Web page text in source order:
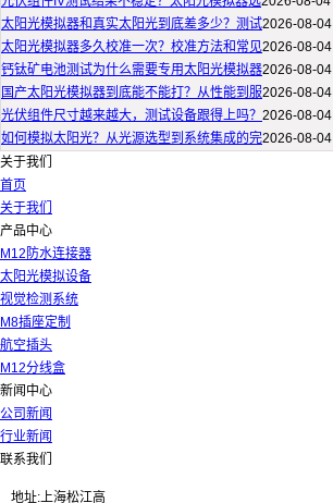
太阳光模拟器和真实太阳光到底差多少？测试2026-08-04
太阳光模拟器多久校准一次？校准方法和常见2026-08-04
钙钛矿电池测试为什么需要专用太阳光模拟器2026-08-04
国产太阳光模拟器到底能不能打？从性能到服2026-08-04
光伏组件尺寸越来越大，测试设备跟得上吗？ 2026-08-04
如何模拟太阳光？从光源选型到系统集成的完2026-08-04
关于我们
首页
关于我们
产品中心
M12防水连接器
太阳光模拟设备
视觉检测系统
M8插座定制
航空插头
M12分线盒
新闻中心
公司新闻
行业新闻
联系我们
地址:上海松江高